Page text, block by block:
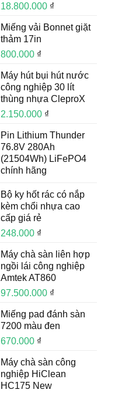
18.800.000 ₫
Miếng vải Bonnet giặt
thảm 17in
800.000 ₫
Máy hút bụi hút nước
công nghiệp 30 lít
thùng nhựa CleproX
2.150.000 ₫
Pin Lithium Thunder
76.8V 280Ah
(21504Wh) LiFePO4
chính hãng
Bộ ky hốt rác có nắp
kèm chổi nhựa cao
cấp giá rẻ
248.000 ₫
Máy chà sàn liên hợp
ngồi lái công nghiệp
Amtek AT860
97.500.000 ₫
Miếng pad đánh sàn
7200 màu đen
670.000 ₫
Máy chà sàn công
nghiệp HiClean
HC175 New